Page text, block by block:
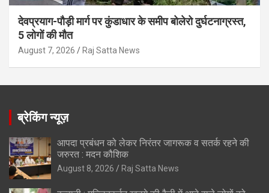
देवप्रयाग-पौड़ी मार्ग पर कुंडाधार के समीप बोलेरो दुर्घटनाग्रस्त,
5 लोगों की मौत
August 7, 2026 Raj Satta News
ब्रेकिंग न्यूज़
आपदा प्रबंधन को लेकर निरंतर जागरूक व सतर्क रहने की
जरुरत : मदन कौशिक
August 8, 2026 Raj Satta News